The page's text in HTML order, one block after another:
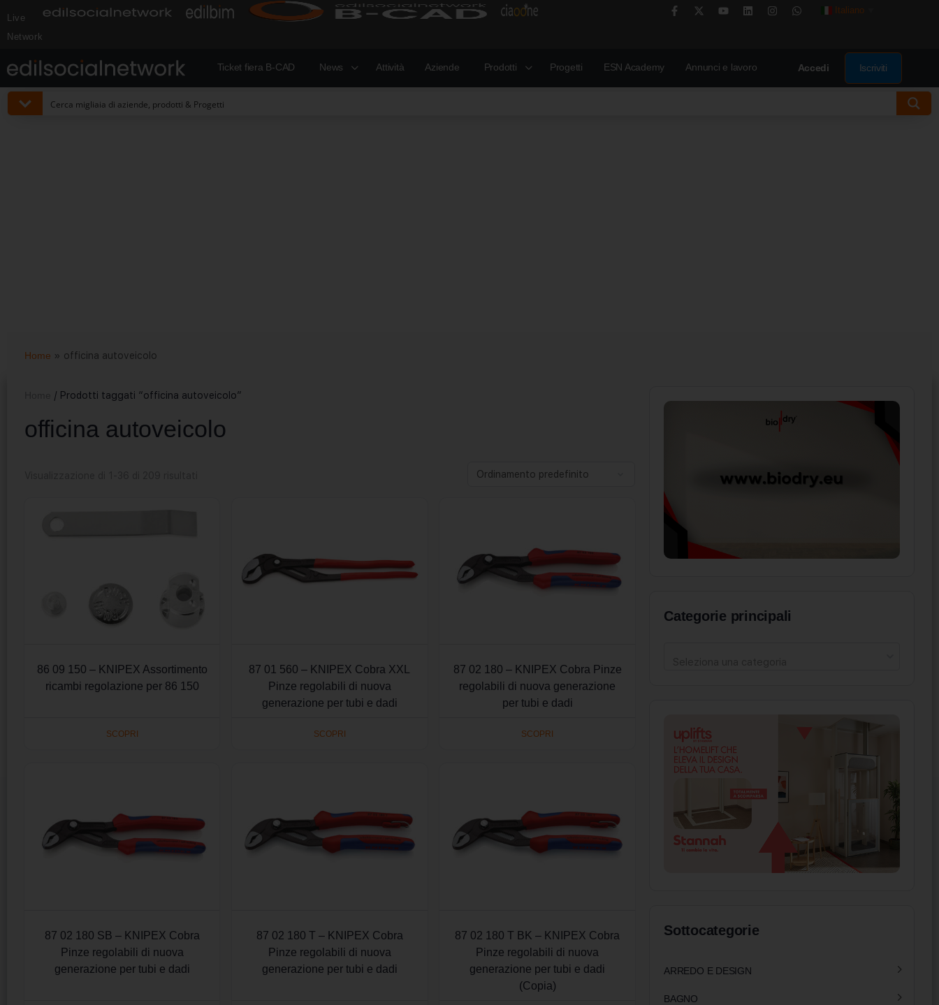
Live
Network
Italiano
Ticket fiera B-CAD News Attività Aziende Prodotti Progetti ESN Academy Annunci e lavoro Accedi Iscriviti
Home » officina autoveicolo
/ Prodotti taggati “officina autoveicolo”
officina autoveicolo
86 09 150 – KNIPEX Assortimento
ricambi regolazione per 86 150
SCOPRI
87 01 560 – KNIPEX Cobra XXL
Pinze regolabili di nuova
generazione per tubi e dadi
SCOPRI
87 02 180 – KNIPEX Cobra Pinze
regolabili di nuova generazione
per tubi e dadi
SCOPRI
87 02 180 SB – KNIPEX Cobra
Pinze regolabili di nuova
generazione per tubi e dadi
87 02 180 T – KNIPEX Cobra
Pinze regolabili di nuova
generazione per tubi e dadi
87 02 180 T BK – KNIPEX Cobra
Pinze regolabili di nuova
generazione per tubi e dadi
(Copia)
Categorie principali
Sottocategorie
ARREDO E DESIGN
BAGNO